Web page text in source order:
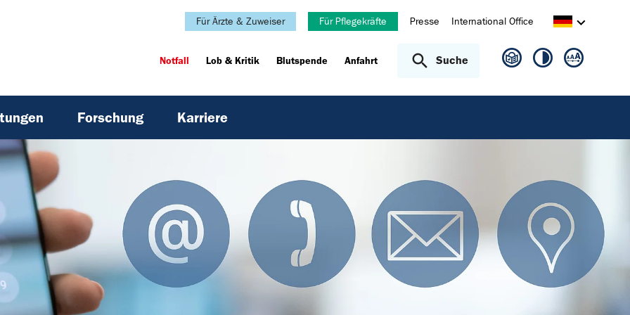
Für Ärzte & Zuweiser Für Pflegekräfte Presse International Office
Notfall Lob & Kritik Blutspende Anfahrt Suche
Forschung Karriere